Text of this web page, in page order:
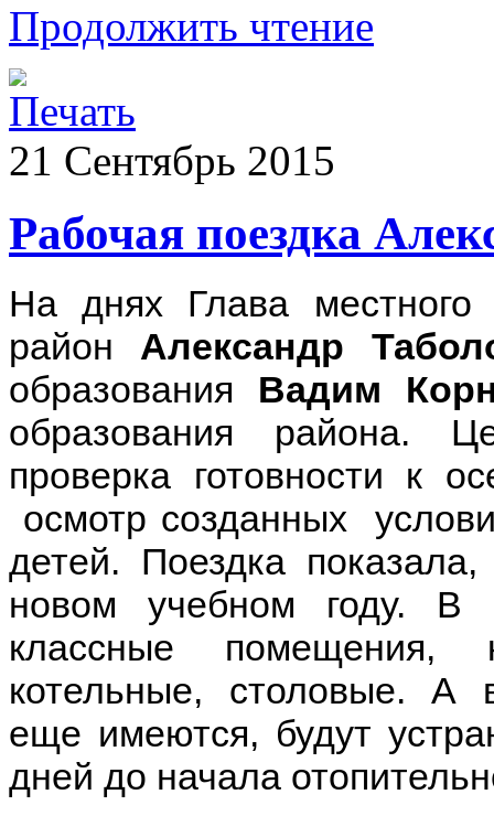
Продолжить чтение
21 Сентябрь 2015
Рабочая поездка
На днях Глава местного
район Александр
образования Вадим
образования района.
проверка готовности к
осмотр созданных
детей. Поездка
новом учебном году. В
классные помещения,
котельные, столовые. А
еще имеются, будут
дней до начала